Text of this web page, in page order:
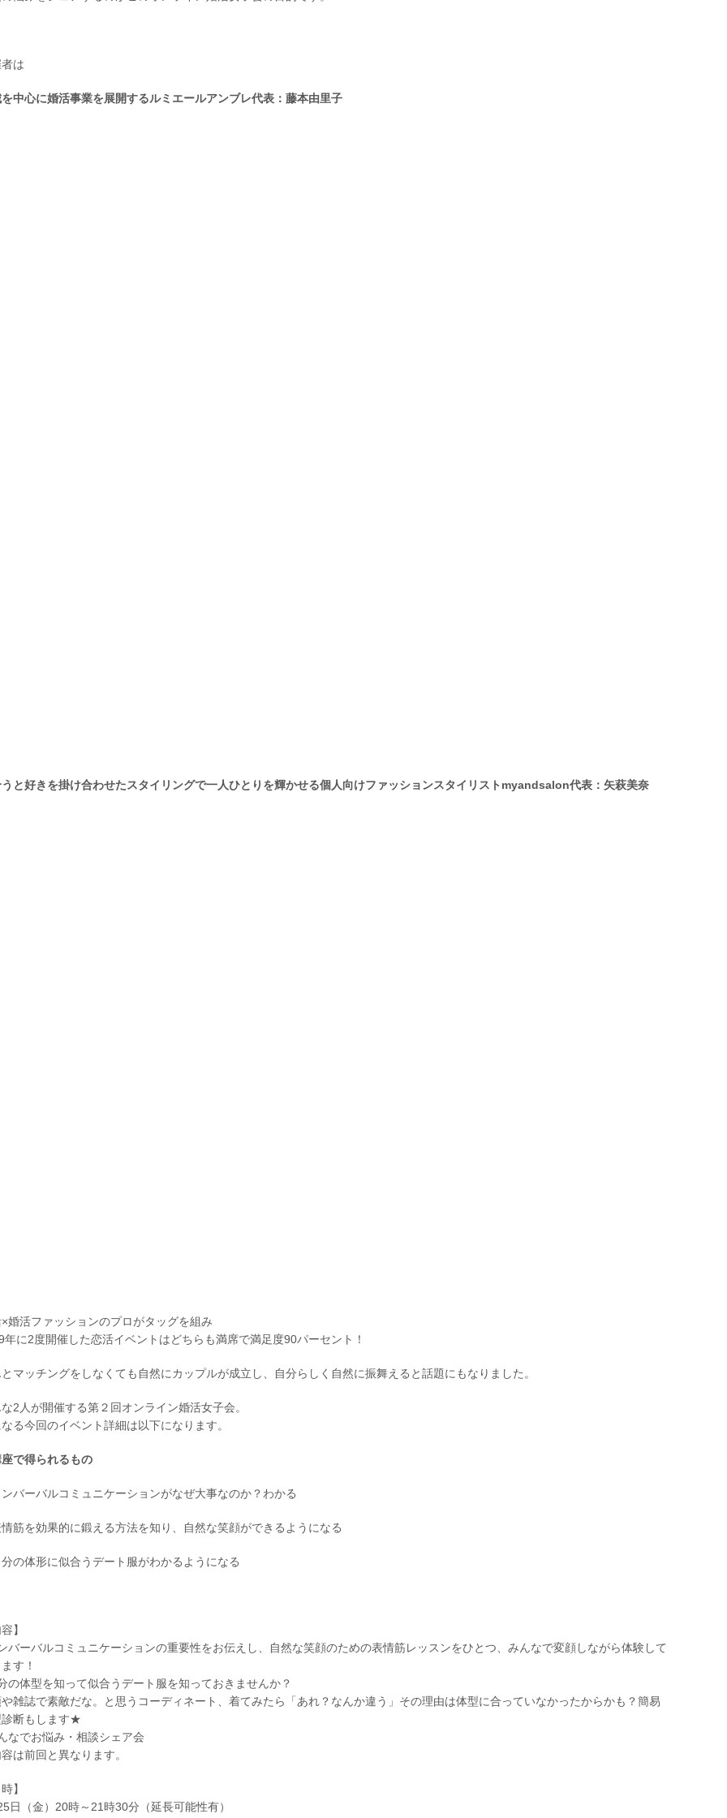
は
中心に婚活事業を展開するルミエールアンブレ代表：藤本由里子
と好きを掛け合わせたスタイリングで一人ひとりを輝かせる個人向けファッションスタイリストmyandsalon代表：矢萩美奈
婚活ファッションのプロがタッグを組み
年に2度開催した恋活イベントはどちらも満席で満足度90パーセント！
マッチングをしなくても自然にカップルが成立し、自分らしく自然に振舞えると話題にもなりました。
2人が開催する第２回オンライン婚活女子会。
る今回のイベント詳細は以下になります。
で得られるもの
バーバルコミュニケーションがなぜ大事なのか？わかる
筋を効果的に鍛える方法を知り、自然な笑顔ができるようになる
の体形に似合うデート服がわかるようになる
】
バーバルコミュニケーションの重要性をお伝えし、自然な笑顔のための表情筋レッスンをひとつ、みんなで変顔しながら体験して
す！
の体型を知って似合うデート服を知っておきませんか？
雑誌で素敵だな。と思うコーディネート、着てみたら「あれ？なんか違う」その理由は体型に合っていなかったからかも？簡易
診断もします★
なでお悩み・相談シェア会
は前回と異なります。
】
日（金）20時～21時30分（延長可能性有）